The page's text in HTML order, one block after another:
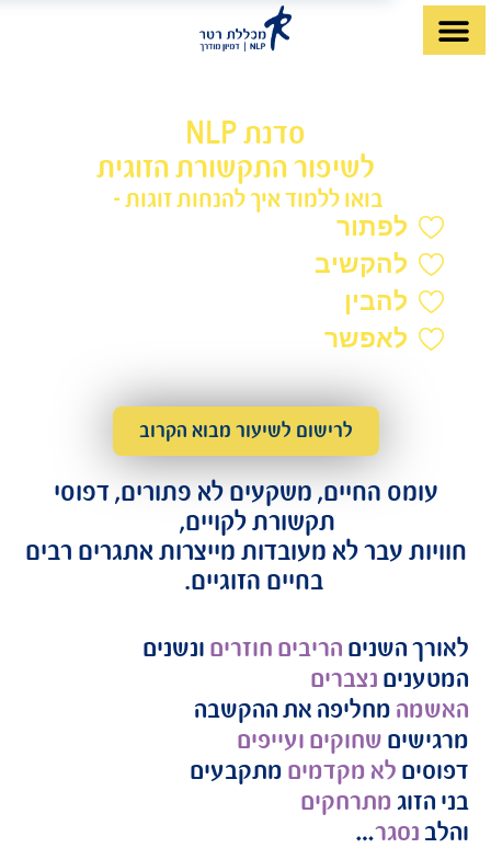
התקשורת הזוגית
בואו ללמוד איך להנחות זוגות -
קונפליקטים באופן הרמוני
זו לזה באמפטיות
מה מפעיל אותם בקשר
שינוי רגשי עמוק
לרישום לשיעור מבוא הקרוב
החיים, משקעים לא פתורים, דפוסי
תקשורת לקויים,
לא מעובדות מייצרות אתגרים רבים
בחיים הזוגיים.
הריבים חוזריםונשנים
נצברים
את ההקשבה
שחוקים ועייפים
מקדמיםמתקבעים
מתרחקים
…